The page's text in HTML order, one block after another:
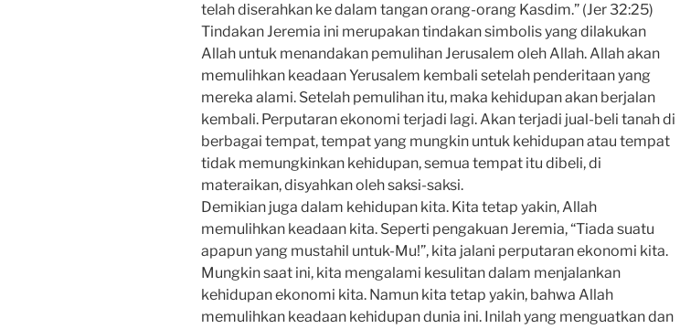
telah diserahkan ke dalam tangan orang-orang Kasdim.” (Jer 32:25)
Tindakan Jeremia ini merupakan tindakan simbolis yang dilakukan
Allah untuk menandakan pemulihan Jerusalem oleh Allah. Allah akan
memulihkan keadaan Yerusalem kembali setelah penderitaan yang
mereka alami. Setelah pemulihan itu, maka kehidupan akan berjalan
kembali. Perputaran ekonomi terjadi lagi. Akan terjadi jual-beli tanah di
berbagai tempat, tempat yang mungkin untuk kehidupan atau tempat
tidak memungkinkan kehidupan, semua tempat itu dibeli, di
materaikan, disyahkan oleh saksi-saksi.
Demikian juga dalam kehidupan kita. Kita tetap yakin, Allah
memulihkan keadaan kita. Seperti pengakuan Jeremia, “Tiada suatu
apapun yang mustahil untuk-Mu!”, kita jalani perputaran ekonomi kita.
Mungkin saat ini, kita mengalami kesulitan dalam menjalankan
kehidupan ekonomi kita. Namun kita tetap yakin, bahwa Allah
memulihkan keadaan kehidupan dunia ini. Inilah yang menguatkan dan